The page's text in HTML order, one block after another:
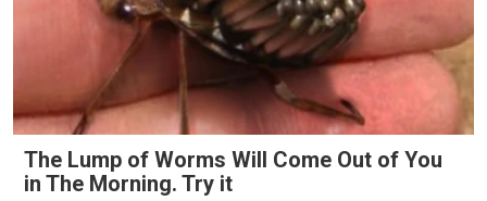
The Lump of Worms Will Come Out of You
in The Morning. Try it